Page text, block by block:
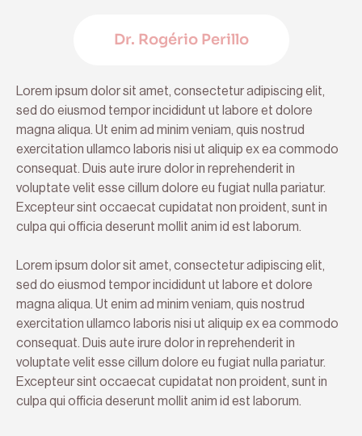
Dr. Rogério Perillo
Lorem ipsum dolor sit amet, consectetur adipiscing elit,
sed do eiusmod tempor incididunt ut labore et dolore
magna aliqua. Ut enim ad minim veniam, quis nostrud
exercitation ullamco laboris nisi ut aliquip ex ea commodo
consequat. Duis aute irure dolor in reprehenderit in
voluptate velit esse cillum dolore eu fugiat nulla pariatur.
Excepteur sint occaecat cupidatat non proident, sunt in
culpa qui officia deserunt mollit anim id est laborum.
Lorem ipsum dolor sit amet, consectetur adipiscing elit,
sed do eiusmod tempor incididunt ut labore et dolore
magna aliqua. Ut enim ad minim veniam, quis nostrud
exercitation ullamco laboris nisi ut aliquip ex ea commodo
consequat. Duis aute irure dolor in reprehenderit in
voluptate velit esse cillum dolore eu fugiat nulla pariatur.
Excepteur sint occaecat cupidatat non proident, sunt in
culpa qui officia deserunt mollit anim id est laborum.